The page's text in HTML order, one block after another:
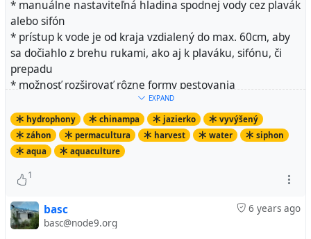
* manuálne nastaviteľná hladina spodnej vody cez plavák
alebo sifón
* prístup k vode je od kraja vzdialený do max. 60cm, aby
sa dočiahlo z brehu rukami, ako aj k plaváku, sifónu, či
prepadu
* možnosť rozširovať rôzne formy pestovania
* jednotné napájanie bez obsluhy (pre chatárov)
* pestovateľské nádrže môžu byť postavené alebo
zapustené do zemi podľa potreby
EXPAND
hydrophony chinampa jazierko
vyvýšený
záhon
permacultura harvest water
siphon
aqua
aquaculture
1
6 years ago
basc
basc@node9.org